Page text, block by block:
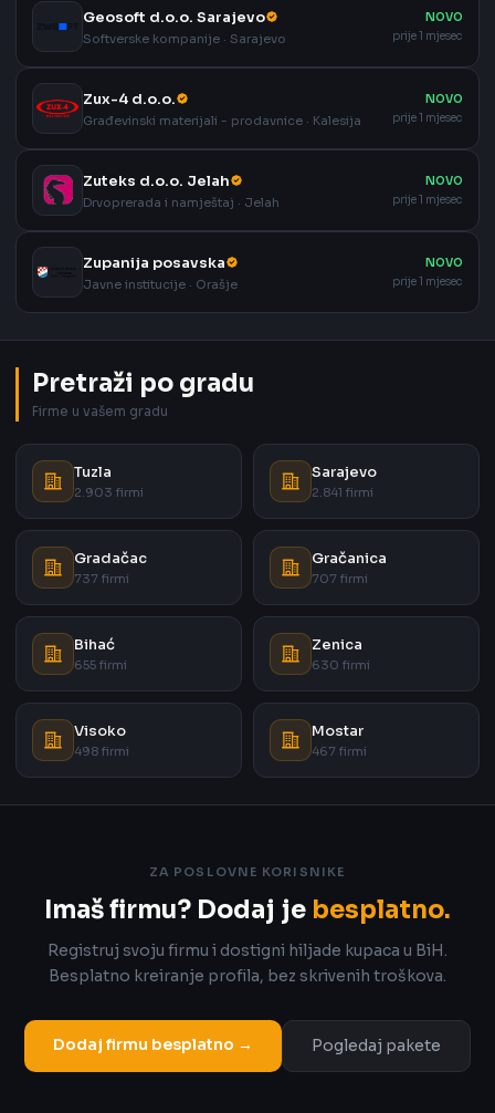
Geosoft d.o.o. Sarajevo
Softverske kompanije · Sarajevo
NOVO
prije 1 mjesec
Zux-4 d.o.o.
Građevinski materijali - prodavnice · Kalesija
NOVO
prije 1 mjesec
Zuteks d.o.o. Jelah
Drvoprerada i namještaj · Jelah
NOVO
prije 1 mjesec
Zupanija posavska
Javne institucije · Orašje
NOVO
prije 1 mjesec
Pretraži po gradu
Firme u vašem gradu
Tuzla
2.903 firmi
Sarajevo
2.841 firmi
Gradačac
737 firmi
Gračanica
707 firmi
Bihać
655 firmi
Zenica
630 firmi
Visoko
498 firmi
Mostar
467 firmi
ZA POSLOVNE KORISNIKE
Imaš firmu? Dodaj je besplatno.
Registruj svoju firmu i dostigni hiljade kupaca u BiH.
Besplatno kreiranje profila, bez skrivenih troškova.
Dodaj firmu besplatno → Pogledaj pakete